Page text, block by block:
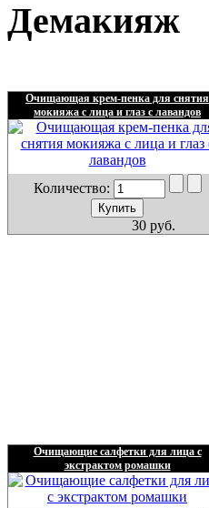
Демакияж
Очищающая крем-пенка для снятия
мокияжа с лица и глаз с лавандов
Количество:
30 руб.
Очищающие салфетки для лица с
экстрактом ромашки